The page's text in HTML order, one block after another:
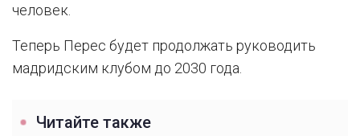
человек.
Теперь Перес будет продолжать руководить
мадридским клубом до 2030 года.
Читайте также